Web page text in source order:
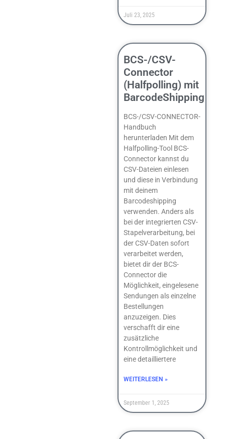
Juli 23, 2025
BCS-/CSV-
Connector
(Halfpolling) mit
BarcodeShipping
BCS-/CSV-CONNECTOR-
Handbuch
herunterladen Mit dem
Halfpolling-Tool BCS-
Connector kannst du
CSV-Dateien einlesen
und diese in Verbindung
mit deinem
Barcodeshipping
verwenden. Anders als
bei der integrierten CSV-
Stapelverarbeitung, bei
der CSV-Daten sofort
verarbeitet werden,
bietet dir der BCS-
Connector die
Möglichkeit, eingelesene
Sendungen als einzelne
Bestellungen
anzuzeigen. Dies
verschafft dir eine
zusätzliche
Kontrollmöglichkeit und
eine detailliertere
WEITERLESEN »
September 1, 2025